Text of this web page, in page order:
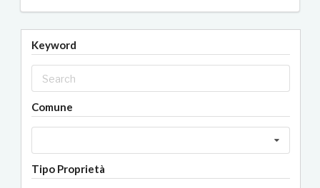
Keyword
Comune
Tipo Proprietà